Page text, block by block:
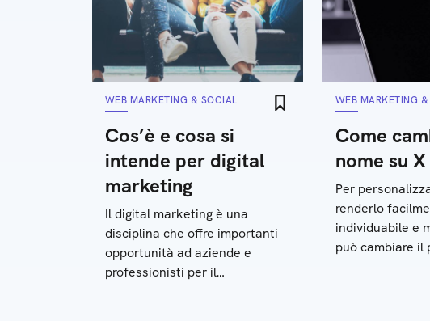
WEB MARKETING & SOCIAL
Cos’è e cosa si
intende per digital
marketing
Il digital marketing è una
disciplina che offre importanti
opportunità ad aziende e
professionisti per il
WEB MARKETING
Come
nome su
Per
renderlo
individuabile e
può cambiare il